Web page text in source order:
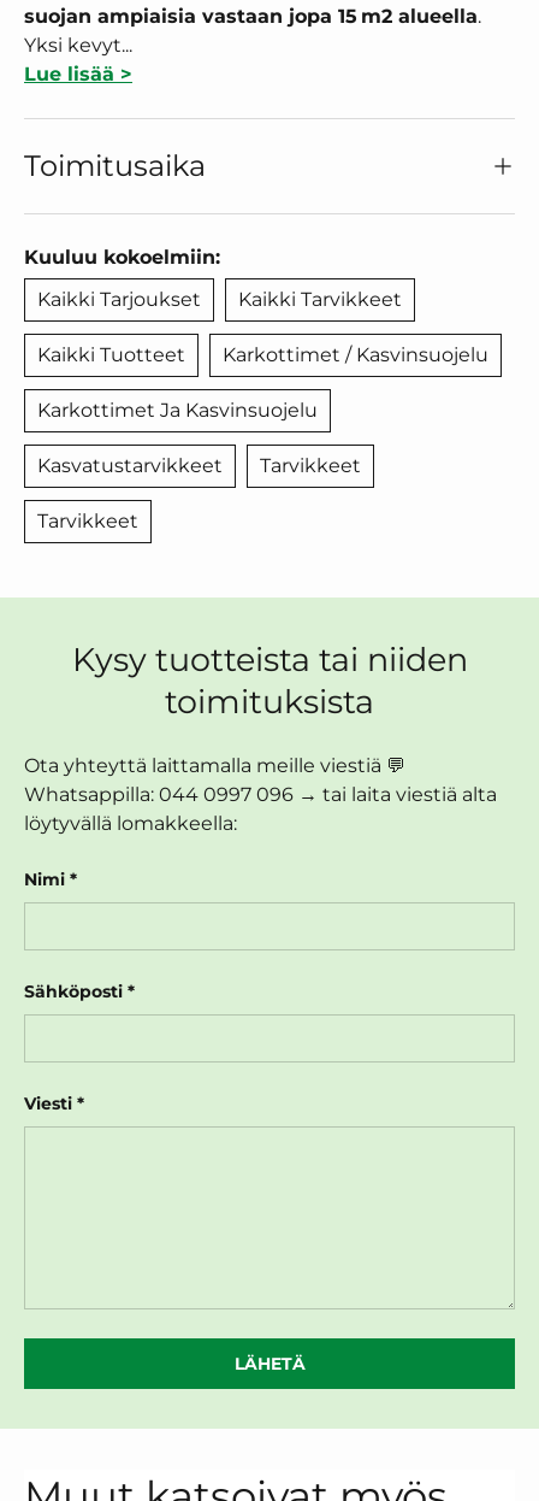
suojan ampiaisia vastaan jopa 15 m2 alueella.
Yksi kevyt...
Lue lisää >
Toimitusaika
Kuuluu kokoelmiin:
Kaikki Tarjoukset
Kaikki Tarvikkeet
Kaikki Tuotteet Karkottimet / Kasvinsuojelu
Karkottimet Ja Kasvinsuojelu
Kasvatustarvikkeet Tarvikkeet
Tarvikkeet
Kysy tuotteista tai niiden
toimituksista
Ota yhteyttä laittamalla meille viestiä 💬
Whatsappilla: 044 0997 096 → tai laita viestiä alta
löytyvällä lomakkeella:
Nimi
Sähköposti
Viesti
LÄHETÄ